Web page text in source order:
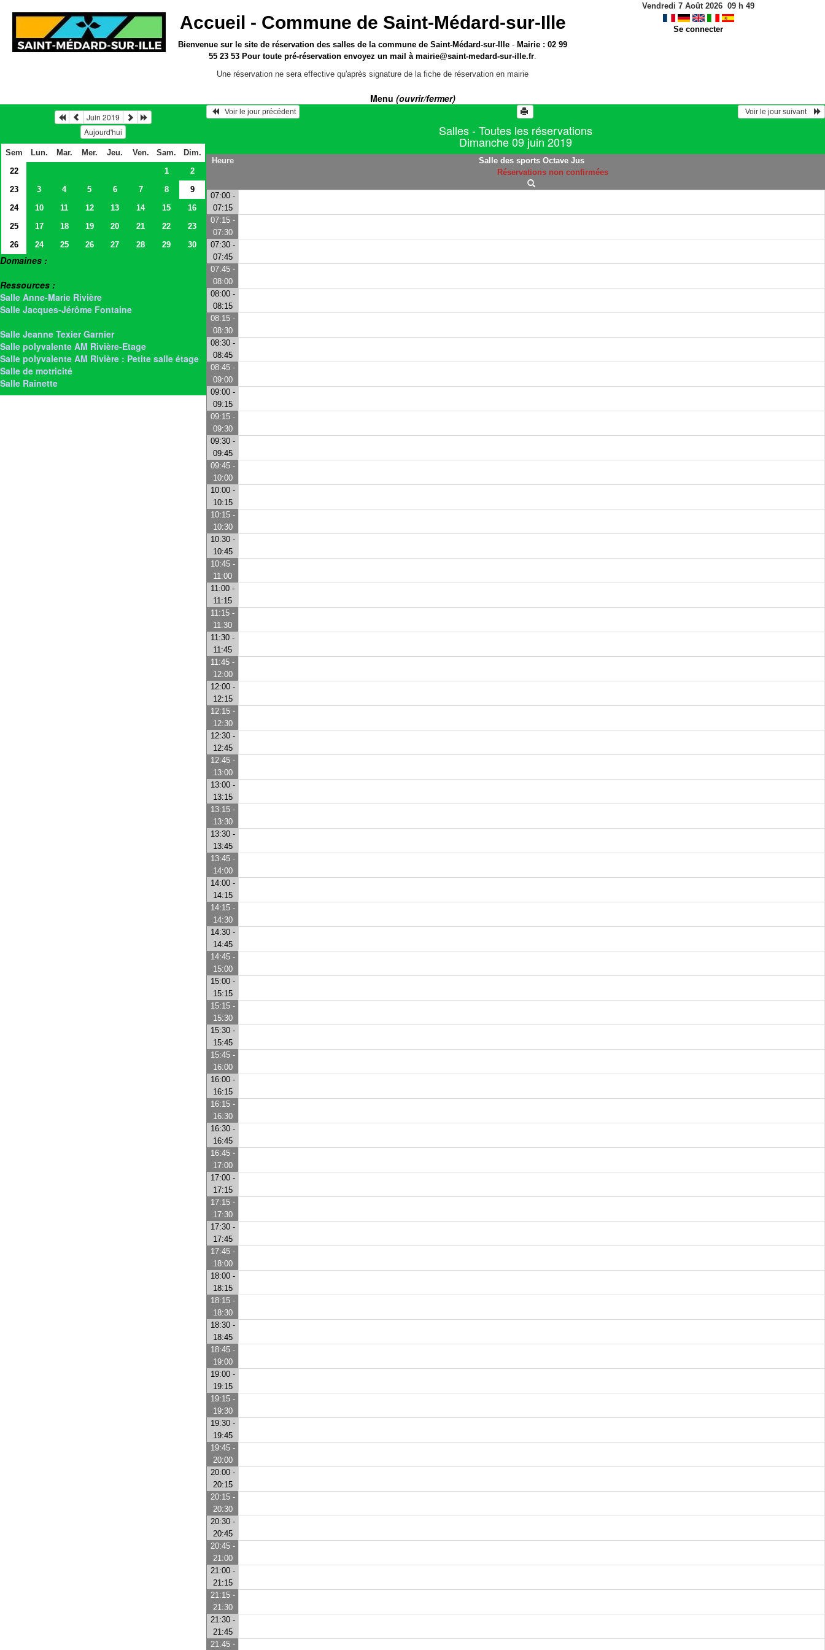
Accueil - Commune de Saint-Médard-sur-Ille
Bienvenue sur le sitede réservation des salles de la commune de Saint-Médard-sur-Ille - Mairie : 02 99
55 23 53 Pour toute pré-réservation envoyez un mail àmairie@saint-medard-sur-ille.fr.
Une réservation ne sera effective qu'après signature de la fiche de réservation en mairie
Vendredi 7 Août 2026 09 h 49
Se connecter
Menu (ouvrir/fermer)
Juin 2019
Aujourd'hui
Sem Lun. Mar. Mer. Jeu. Ven. Sam.
Dim.
22
1
2
23
3 4 5 6 7 8
9
24
10 11 12 13 14 15
16
25
17 18 19 20 21 22
23
26
24 25 26 27 28 29 30
Domaines :
Ressources :
Salle Anne-Marie Rivière
Salle Jacques-Jérôme Fontaine
Salle Jeanne Texier Garnier
Salle polyvalente AM Rivière-Etage
Salle polyvalente AM Rivière : Petite salle étage
Salle de motricité
Salle Rainette
   Voir le jour précédent
  Voir le jour suivant
Salles - Toutes les réservations
Dimanche 09 juin 2019
Heure
Salle des sports Octave Jus
Réservations non confirmées
07:00 -
07:15
07:15 -
07:30
07:30 -
07:45
07:45 -
08:00
08:00 -
08:15
08:15 -
08:30
08:30 -
08:45
08:45 -
09:00
09:00 -
09:15
09:15 -
09:30
09:30 -
09:45
09:45 -
10:00
10:00 -
10:15
10:15 -
10:30
10:30 -
10:45
10:45 -
11:00
11:00 -
11:15
11:15 -
11:30
11:30 -
11:45
11:45 -
12:00
12:00 -
12:15
12:15 -
12:30
12:30 -
12:45
12:45 -
13:00
13:00 -
13:15
13:15 -
13:30
13:30 -
13:45
13:45 -
14:00
14:00 -
14:15
14:15 -
14:30
14:30 -
14:45
14:45 -
15:00
15:00 -
15:15
15:15 -
15:30
15:30 -
15:45
15:45 -
16:00
16:00 -
16:15
16:15 -
16:30
16:30 -
16:45
16:45 -
17:00
17:00 -
17:15
17:15 -
17:30
17:30 -
17:45
17:45 -
18:00
18:00 -
18:15
18:15 -
18:30
18:30 -
18:45
18:45 -
19:00
19:00 -
19:15
19:15 -
19:30
19:30 -
19:45
19:45 -
20:00
20:00 -
20:15
20:15 -
20:30
20:30 -
20:45
20:45 -
21:00
21:00 -
21:15
21:15 -
21:30
21:30 -
21:45
21:45 -